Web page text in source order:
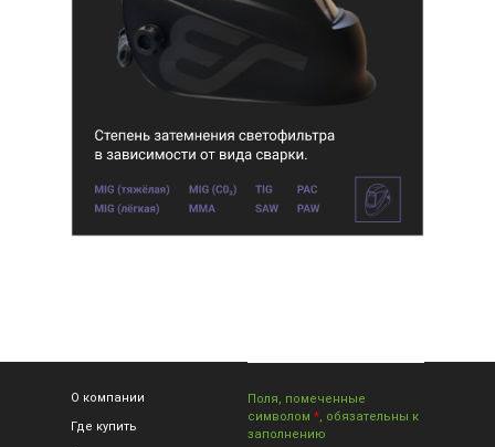
О компании
Где купить
Поля, помеченные
символом *, обязательны к
заполнению